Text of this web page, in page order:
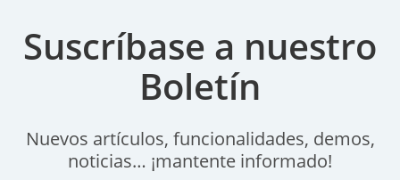
Suscríbase a nuestro
Boletín
Nuevos artículos, funcionalidades, demos,
noticias… ¡mantente informado!